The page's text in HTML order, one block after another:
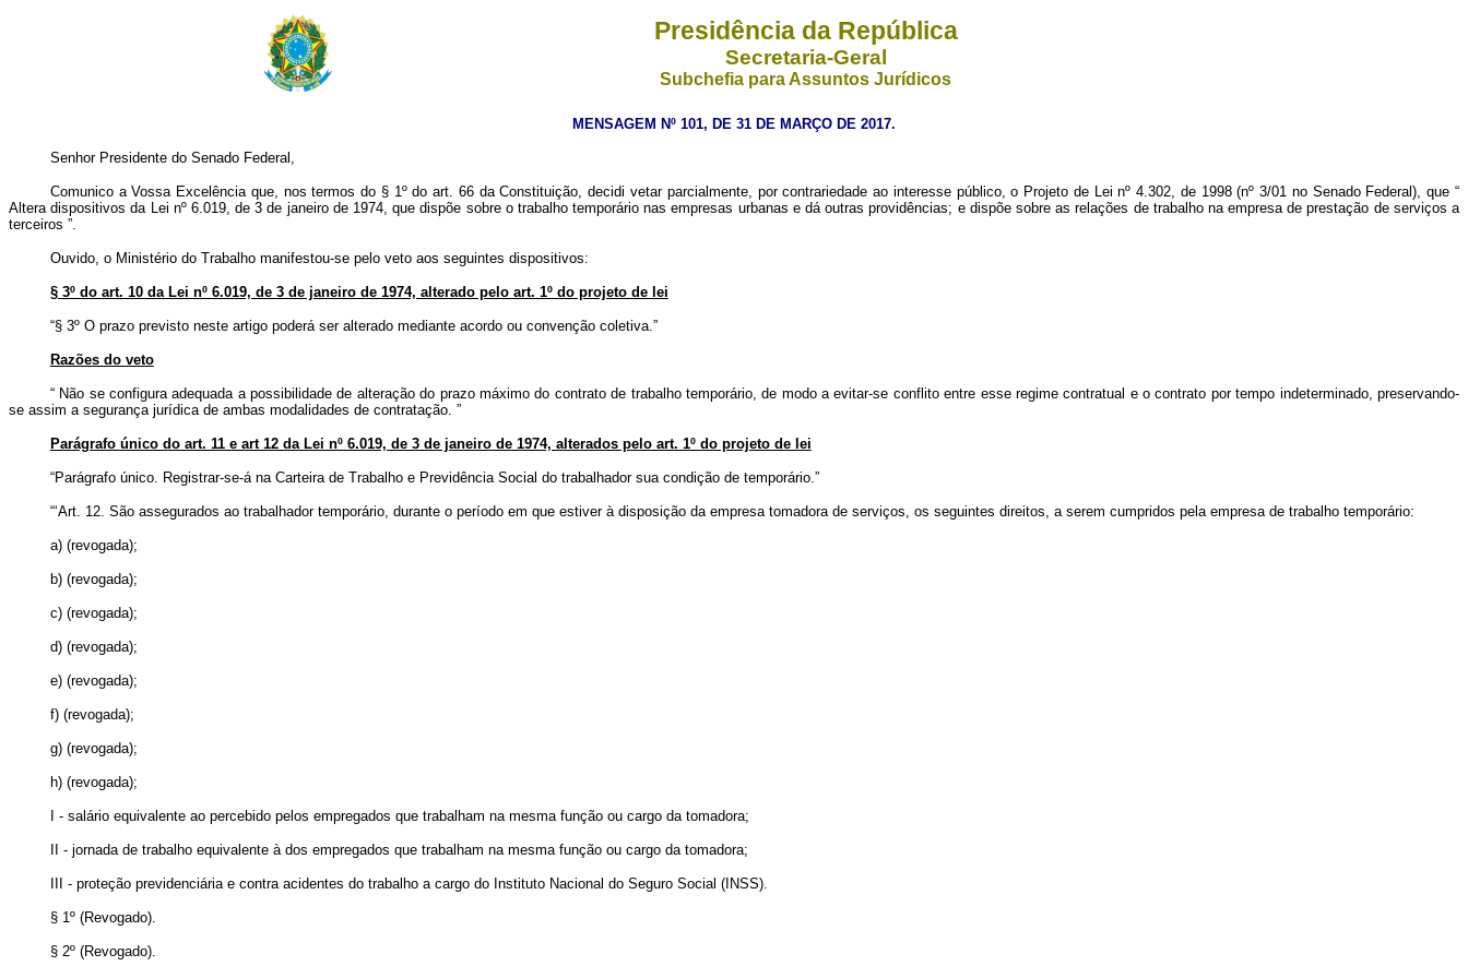
Presidência da República
Secretaria-Geral
Subchefia para Assuntos Jurídicos
MENSAGEM Nº 101, DE 31 DE MARÇO DE 2017.
Senhor Presidente do Senado Federal,
Comunico a Vossa Excelência que, nos termos do § 1º do art. 66 da Constituição, decidi vetar parcialmente, por contrariedade ao interesse público, o Projeto de Lei nº 4.302, de 1998 (nº 3/01 no Senado Federal), que “
Altera dispositivos da Lei nº 6.019, de 3 de janeiro de 1974, que dispõe sobre o trabalho temporário nas empresas urbanas e dá outras providências; e dispõe sobre as relações de trabalho na empresa de prestação de serviços a
terceiros ”.
Ouvido, o Ministério do Trabalho manifestou-se pelo veto aos seguintes dispositivos:
§ 3º do art. 10 da Lei nº 6.019, de 3 de janeiro de 1974, alterado pelo art. 1º do projeto de lei
“§ 3º O prazo previsto neste artigo poderá ser alterado mediante acordo ou convenção coletiva.”
Razões do veto
“ Não se configura adequada a possibilidade de alteração do prazo máximo do contrato de trabalho temporário, de modo a evitar-se conflito entre esse regime contratual e o contrato por tempo indeterminado, preservando-
se assim a segurança jurídica de ambas modalidades de contratação. ”
Parágrafo único do art. 11 e art 12 da Lei nº 6.019, de 3 de janeiro de 1974, alterados pelo art. 1º do projeto de lei
“Parágrafo único. Registrar-se-á na Carteira de Trabalho e Previdência Social do trabalhador sua condição de temporário.”
“‘Art. 12. São assegurados ao trabalhador temporário, durante o período em que estiver à disposição da empresa tomadora de serviços, os seguintes direitos, a serem cumpridos pela empresa de trabalho temporário:
a) (revogada);
b) (revogada);
c) (revogada);
d) (revogada);
e) (revogada);
f) (revogada);
g) (revogada);
h) (revogada);
I - salário equivalente ao percebido pelos empregados que trabalham na mesma função ou cargo da tomadora;
II - jornada de trabalho equivalente à dos empregados que trabalham na mesma função ou cargo da tomadora;
III - proteção previdenciária e contra acidentes do trabalho a cargo do Instituto Nacional do Seguro Social (INSS).
§ 1º (Revogado).
§ 2º (Revogado).